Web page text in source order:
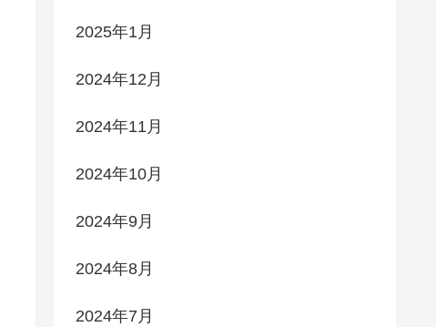
2025年1月
2024年12月
2024年11月
2024年10月
2024年9月
2024年8月
2024年7月